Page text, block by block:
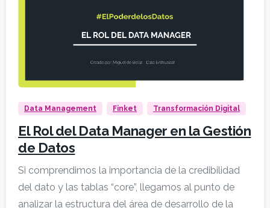
Data Management Finket Transformación Digital
El Rol del Data Manager en la Gestión
de Datos
Si comprendimos la importancia de la credibilidad
del dato y las tablas “core”, llegamos al punto de
analizar la estructura del área de desarrollo de la